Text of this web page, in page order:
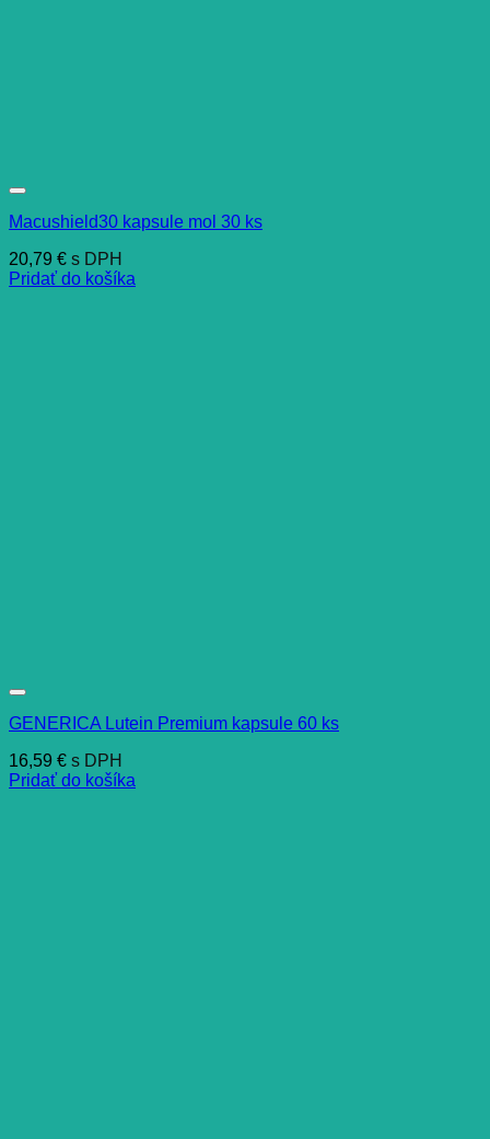
Macushield30 kapsule mol 30 ks
20,79 € s DPH
Pridať do košíka
GENERICA Lutein Premium kapsule 60 ks
16,59 € s DPH
Pridať do košíka